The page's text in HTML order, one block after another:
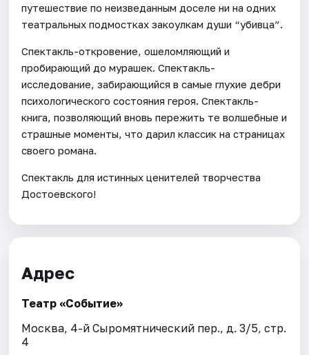
путешествие по неизведанным доселе ни на одних
театральных подмостках закоулкам души “убивца”.
Спектакль-откровение, ошеломляющий и
пробирающий до мурашек. Спектакль-
исследование, забирающийся в самые глухие дебри
психологического состояния героя. Спектакль-
книга, позволяющий вновь пережить те волшебные и
страшные моменты, что дарил классик на страницах
своего романа.
Спектакль для истинных ценителей творчества
Достоевского!
Адрес
Театр «Событие»
Москва, 4-й Сыромятнический пер., д. 3/5, стр.
4